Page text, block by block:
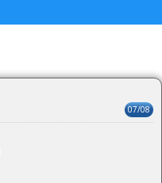
07/08